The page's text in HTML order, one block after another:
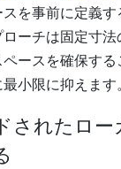
を事前に定義す
ーチは固定寸
ースを確保する
小限に抑えます。
されたロー